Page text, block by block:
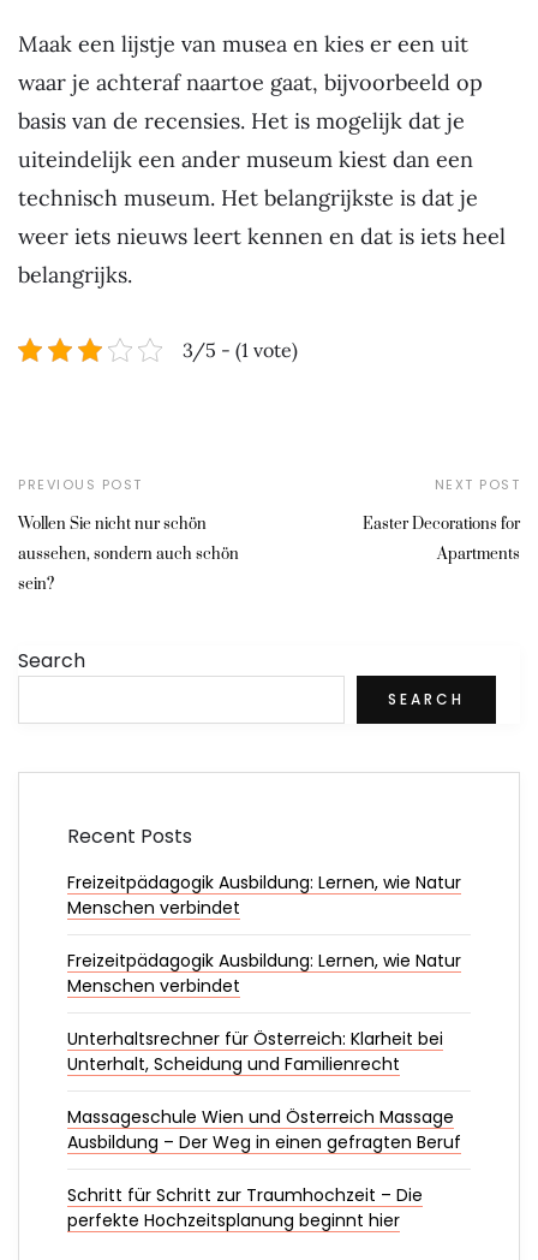
Maak een lijstje van musea en kies er een uit
waar je achteraf naartoe gaat, bijvoorbeeld op
basis van de recensies. Het is mogelijk dat je
uiteindelijk een ander museum kiest dan een
technisch museum. Het belangrijkste is dat je
weer iets nieuws leert kennen en dat is iets heel
belangrijks.
3/5 - (1 vote)
PREVIOUS POST
Wollen Sie nicht nur schön
aussehen, sondern auch schön
sein?
NEXT POST
Easter Decorations for
Apartments
Search
SEARCH
Recent Posts
Freizeitpädagogik Ausbildung: Lernen, wie Natur
Menschen verbindet
Freizeitpädagogik Ausbildung: Lernen, wie Natur
Menschen verbindet
Unterhaltsrechner für Österreich: Klarheit bei
Unterhalt, Scheidung und Familienrecht
Massageschule Wien und Österreich Massage
Ausbildung – Der Weg in einen gefragten Beruf
Schritt für Schritt zur Traumhochzeit – Die
perfekte Hochzeitsplanung beginnt hier